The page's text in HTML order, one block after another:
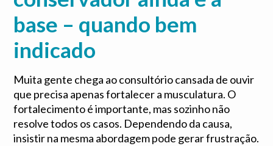
base – quando bem
indicado
Muita gente chega ao consultório cansada de ouvir
que precisa apenas fortalecer a musculatura. O
fortalecimento é importante, mas sozinho não
resolve todos os casos. Dependendo da causa,
insistir na mesma abordagem pode gerar frustração.